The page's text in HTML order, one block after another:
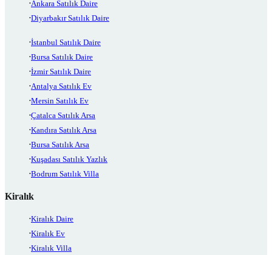
Ankara Satılık Daire
Diyarbakır Satılık Daire
İstanbul Satılık Daire
Bursa Satılık Daire
İzmir Satılık Daire
Antalya Satılık Ev
Mersin Satılık Ev
Çatalca Satılık Arsa
Kandıra Satılık Arsa
Bursa Satılık Arsa
Kuşadası Satılık Yazlık
Bodrum Satılık Villa
Kiralık
Kiralık Daire
Kiralık Ev
Kiralık Villa